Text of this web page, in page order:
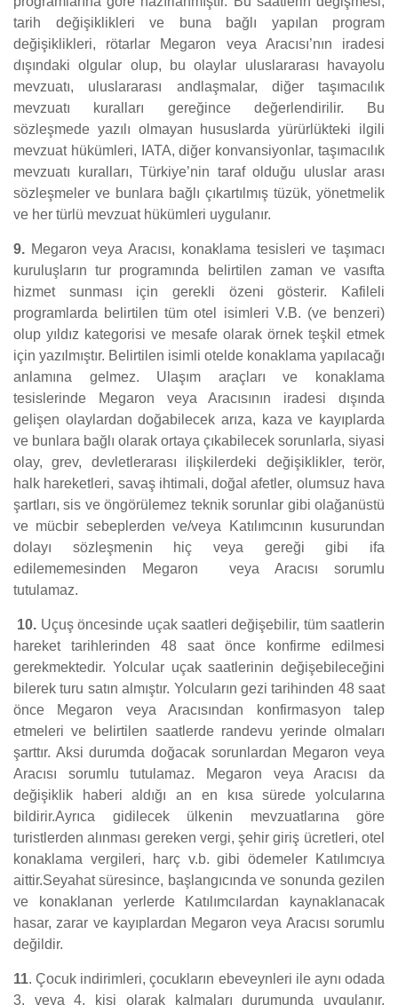
tarih değişiklikleri ve buna bağlı yapılan program
değişiklikleri, rötarlar Megaron veya Aracısı’nın iradesi
dışındaki olgular olup, bu olaylar uluslararası havayolu
mevzuatı, uluslararası andlaşmalar, diğer taşımacılık
mevzuatı kuralları gereğince değerlendirilir. Bu
sözleşmede yazılı olmayan hususlarda yürürlükteki ilgili
mevzuat hükümleri, IATA, diğer konvansiyonlar, taşımacılık
mevzuatı kuralları, Türkiye’nin taraf olduğu uluslar arası
sözleşmeler ve bunlara bağlı çıkartılmış tüzük, yönetmelik
ve her türlü mevzuat hükümleri uygulanır.
9. Megaron veya Aracısı, konaklama tesisleri ve taşımacı
kuruluşların tur programında belirtilen zaman ve vasıfta
hizmet sunması için gerekli özeni gösterir. Kafileli
programlarda belirtilen tüm otel isimleri V.B. (ve benzeri)
olup yıldız kategorisi ve mesafe olarak örnek teşkil etmek
için yazılmıştır. Belirtilen isimli otelde konaklama yapılacağı
anlamına gelmez. Ulaşım araçları ve konaklama
tesislerinde Megaron veya Aracısının iradesi dışında
gelişen olaylardan doğabilecek arıza, kaza ve kayıplarda
ve bunlara bağlı olarak ortaya çıkabilecek sorunlarla, siyasi
olay, grev, devletlerarası ilişkilerdeki değişiklikler, terör,
halk hareketleri, savaş ihtimali, doğal afetler, olumsuz hava
şartları, sis ve öngörülemez teknik sorunlar gibi olağanüstü
ve mücbir sebeplerden ve/veya Katılımcının kusurundan
dolayı sözleşmenin hiç veya gereği gibi ifa
edilememesinden Megaron veya Aracısı sorumlu
tutulamaz.
10. Uçuş öncesinde uçak saatleri değişebilir, tüm saatlerin
hareket tarihlerinden 48 saat önce konfirme edilmesi
gerekmektedir. Yolcular uçak saatlerinin değişebileceğini
bilerek turu satın almıştır. Yolcuların gezi tarihinden 48 saat
önce Megaron veya Aracısından konfirmasyon talep
etmeleri ve belirtilen saatlerde randevu yerinde olmaları
şarttır. Aksi durumda doğacak sorunlardan Megaron veya
Aracısı sorumlu tutulamaz. Megaron veya Aracısı da
değişiklik haberi aldığı an en kısa sürede yolcularına
bildirir.Ayrıca gidilecek ülkenin mevzuatlarına göre
turistlerden alınması gereken vergi, şehir giriş ücretleri, otel
konaklama vergileri, harç v.b. gibi ödemeler Katılımcıya
aittir.Seyahat süresince, başlangıcında ve sonunda gezilen
ve konaklanan yerlerde Katılımcılardan kaynaklanacak
hasar, zarar ve kayıplardan Megaron veya Aracısı sorumlu
değildir.
11. Çocuk indirimleri, çocukların ebeveynleri ile aynı odada
3. veya 4. kişi olarak kalmaları durumunda uygulanır.